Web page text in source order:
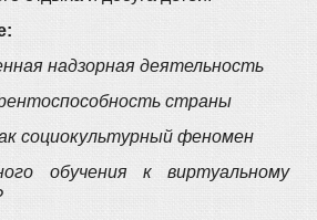
надзорная деятельность
страны
социокультурный феномен
обучения к виртуальному